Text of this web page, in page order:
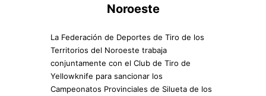
Noroeste
La Federación de Deportes de Tiro de los
Territorios del Noroeste trabaja
conjuntamente con el Club de Tiro de
Yellowknife para sancionar los
Campeonatos Provinciales de Silueta de los